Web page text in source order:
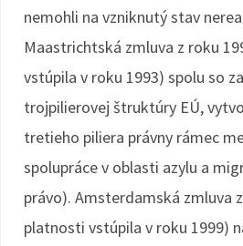
nemohli na vzniknutý stav
Maastrichtská zmluva z roku
vstúpila v roku 1993) spolu so
trojpilierovej štruktúry EÚ,
tretieho piliera právny rámec
spolupráce v oblasti azylu a
právo). Amsterdamská zmluva
platnosti vstúpila v roku 1999)